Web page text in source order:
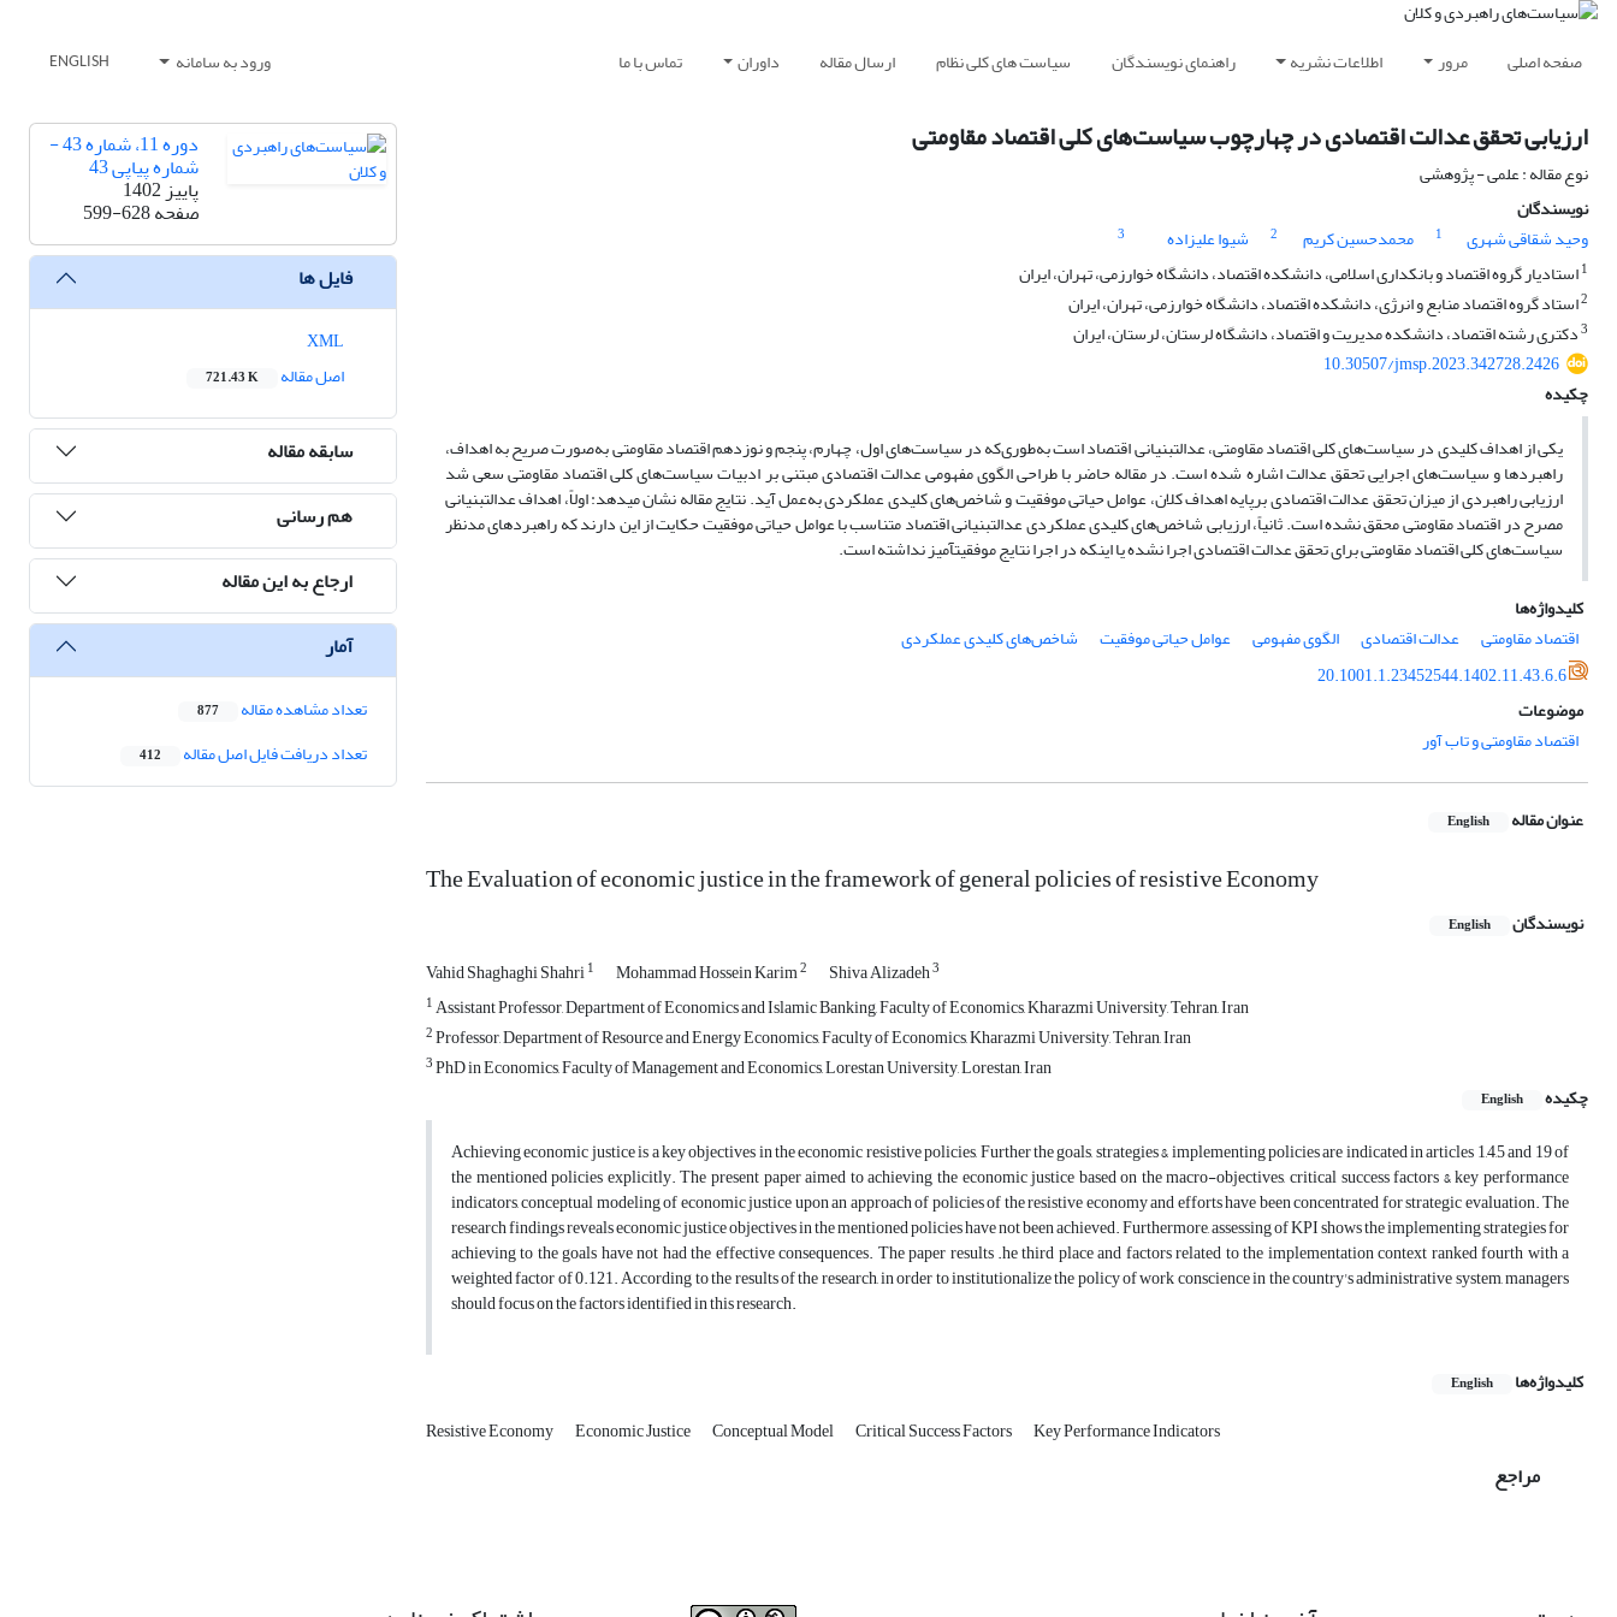
صفحه اصلی مرور اطلاعات نشریه راهنمای نویسندگان سیاست های کلی نظام ارسال مقاله داوران تماس با ما ورود به سامانه ENGLISH
ارزیابی تحقق عدالت اقتصادی در چهارچوب سیاست‌های کلی اقتصاد مقاومتی
نوع مقاله : علمی - پژوهشی
نویسندگان
وحید شقاقی شهری
1 محمدحسین کریم 2 شیوا علیزاده
3
1استادیار گروه اقتصاد و بانکداری اسلامی، دانشکده اقتصاد، دانشگاه خوارزمی، تهران، ایران
2استاد گروه اقتصاد منابع و انرژی، دانشکده اقتصاد، دانشگاه خوارزمی، تهران، ایران
3دکتری رشته اقتصاد، دانشکده مدیریت و اقتصاد، دانشگاه لرستان، لرستان، ایران
10.30507/jmsp.2023.342728.2426
چکیده
یکی از اهداف کلیدی در سیاست‌های کلی اقتصاد مقاومتی، عدالت­بنیانی اقتصاد است به‌طوری‌که در سیاست‌های اول، چهارم، پنجم و نوزدهم اقتصاد مقاومتی به‌صورت صریح به اهداف،
راهبردها و سیاست‌های اجرایی تحقق عدالت اشاره شده است. در مقاله حاضر با طراحی الگوی مفهومی عدالت اقتصادی مبتنی بر ادبیات سیاست‌های کلی اقتصاد مقاومتی سعی شد
ارزیابی راهبردی از میزان تحقق عدالت اقتصادی برپایه اهداف کلان، عوامل حیاتی موفقیت و شاخص‌های کلیدی عملکردی به‌عمل آید. نتایج مقاله نشان می­دهد: اولاً، اهداف عدالت­بنیانی
مصرح در اقتصاد مقاومتی محقق نشده است. ثانیاً، ارزیابی شاخص‌های کلیدی عملکردی عدالت­بنیانی اقتصاد متناسب با عوامل حیاتی موفقیت حکایت از این دارند که راهبردهای مدنظر
سیاست‌های کلی اقتصاد مقاومتی برای تحقق عدالت اقتصادی اجرا نشده یا اینکه در اجرا نتایج موفقیت­آمیز نداشته است.
کلیدواژه‌ها
اقتصاد مقاومتی
عدالت اقتصادی الگوی مفهومی عوامل حیاتی موفقیت
شاخص‌های کلیدی عملکردی
20.1001.1.23452544.1402.11.43.6.6
موضوعات
اقتصاد مقاومتی و تاب آور
عنوان مقاله English
The Evaluation of economic justice in the framework of general policies of resistive Economy
نویسندگان English
Vahid Shaghaghi Shahri1 Mohammad Hossein Karim2 Shiva Alizadeh3
1Assistant Professor, Department of Economics and Islamic Banking, Faculty of Economics, Kharazmi University, Tehran, Iran
2Professor, Department of Resource and Energy Economics, Faculty of Economics, Kharazmi University, Tehran, Iran
3PhD in Economics, Faculty of Management and Economics, Lorestan University, Lorestan, Iran
چکیده
English
Achieving economic justice is a key objectives in the economic resistive policies, Further the goals, strategies & implementing policies are indicated in articles 1,4,5 and 19 of
the mentioned policies explicitly. The present paper aimed to achieving the economic justice based on the macro-objectives, critical success factors & key performance
indicators, conceptual modeling of economic justice upon an approach of policies of the resistive economy and efforts have been concentrated for strategic evaluation. The
research findings reveals economic justice objectives in the mentioned policies have not been achieved. Furthermore, assessing of KPI shows the implementing strategies for
achieving to the goals have not had the effective consequences. The paper results .he third place and factors related to the implementation context ranked fourth with a
weighted factor of 0.121. According to the results of the research, in order to institutionalize the policy of work conscience in the country's administrative system, managers
should focus on the factors identified in this research.
کلیدواژه‌ها English
Resistive Economy Economic Justice Conceptual Model Critical Success Factors Key Performance Indicators
مراجع
دوره 11، شماره 43 -
شماره پیاپی 43
پاییز 1402
صفحه599-628
فایل ها
اصل مقاله
721.43 K
سابقه مقاله
هم رسانی
ارجاع به این مقاله
آمار
تعداد مشاهده مقاله 877
تعداد دریافت فایل اصل مقاله 412